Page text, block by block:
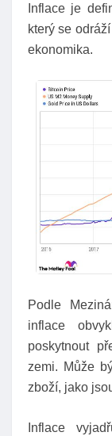
Inflace je
který se
ekonomika.
Podle
inflace
poskytnout
zemi. Může
zboží, jako
Inflace